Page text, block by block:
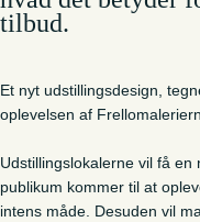
tilbud.
Et nyt udstillingsdesign,
oplevelsen af
Udstillingslokalerne vil få
publikum kommer til at
intens måde. Desuden vil